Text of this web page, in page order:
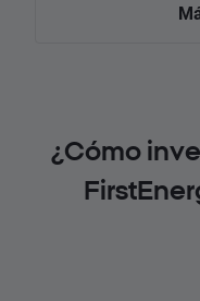
¿Cómo